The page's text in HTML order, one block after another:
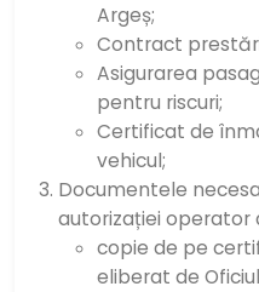
Argeș;
Contract
Asigurarea
pentru riscuri;
Certificat de
vehicul;
Documentele
autorizației operator
copie de pe
eliberat de